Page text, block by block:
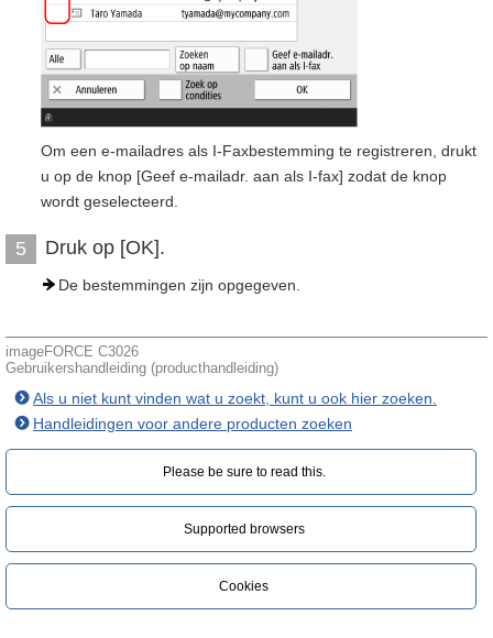
Om een e-mailadres als I-Faxbestemming te registreren, drukt
u op de knop [Geef e-mailadr. aan als I-fax] zodat de knop
wordt geselecteerd.
5 Druk op [OK].
De bestemmingen zijn opgegeven.
imageFORCE C3026
Gebruikershandleiding (producthandleiding)
Als u niet kunt vinden wat u zoekt, kunt u ook hier zoeken.
Handleidingen voor andere producten zoeken
Please be sure to read this.‎
Supported browsers
Cookies